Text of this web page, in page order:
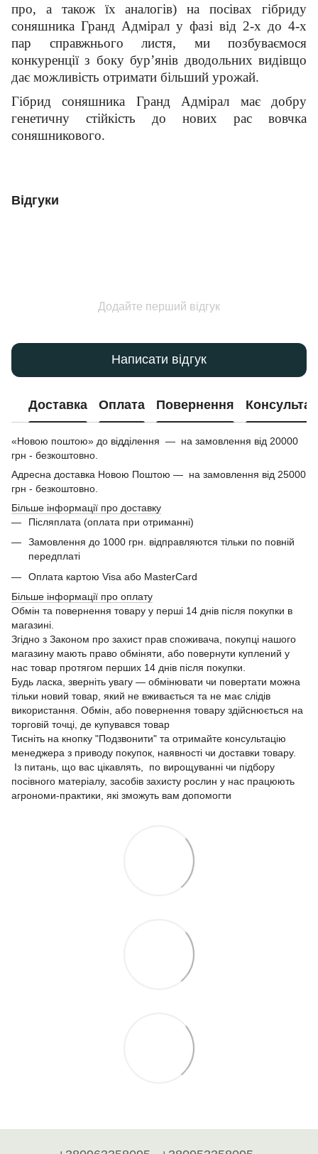
про, а також їх аналогів) на посівах гібриду
соняшника Гранд Адмірал у фазі від 2-х до 4-х
пар справжнього листя, ми позбуваємося
конкуренції з боку бур’янів дводольних видівщо
дає можливість отримати більший урожай.
Гібрид соняшника Гранд Адмірал має добру
генетичну стійкість до нових рас вовчка
соняшникового.
Відгуки
Додайте перший відгук
Написати відгук
Доставка Оплата Повернення
«Новою поштою» до відділення — на замовлення від 20000
грн - безкоштовно.
Адресна доставка Новою Поштою — на замовлення від 25000
грн - безкоштовно.
Більше інформації про доставку
Післяплата (оплата при отриманні)
Замовлення до 1000 грн. відправляются тільки по повній
передплаті
Оплата картою Visa або MasterCard
Більше інформації про оплату
Обмін та повернення товару у перші 14 днів після покупки в
магазині.
Згідно з Законом про захист прав споживача, покупці нашого
магазину мають право обміняти, або повернути куплений у
нас товар протягом перших 14 днів після покупки.
Будь ласка, зверніть увагу — обмінювати чи повертати можна
тільки новий товар, який не вживається та не має слідів
використання. Обмін, або повернення товару здійснюється на
торговій точці, де купувався товар
Тисніть на кнопку "Подзвонити" та отримайте консультацію
менеджера з приводу покупок, наявності чи доставки товару.
Із питань, що вас цікавлять, по вирощуванні чи підбору
посівного матеріалу, засобів захисту рослин у нас працюють
агрономи-практики, які зможуть вам допомогти